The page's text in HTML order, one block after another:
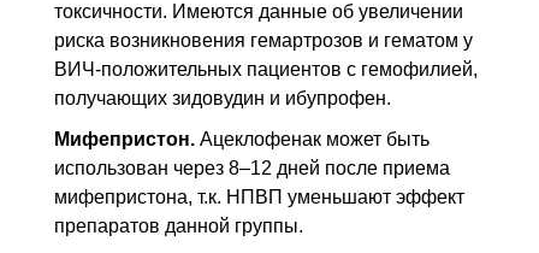
токсичности. Имеются данные об увеличении
риска возникновения гемартрозов и гематом у
ВИЧ-положительных пациентов с гемофилией,
получающих зидовудин и ибупрофен.
Мифепристон. Ацеклофенак может быть
использован через 8–12 дней после приема
мифепристона, т.к. НПВП уменьшают эффект
препаратов данной группы.